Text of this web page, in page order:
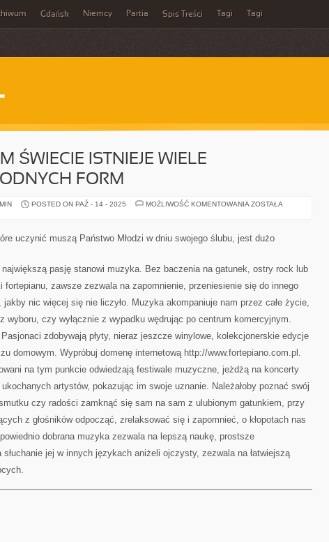
Gdańsk Niemcy Partia Spis Treści Tagi Tagi
ŚWIECIE ISTNIEJE WIELE
FORM
POSTED ON PAŹ - 14 - 2025 MOŻLIWOŚĆ KOMENTOWANIA NA
WIELE
RÓŻNORODNYCH
ZOSTAŁA
uczynić muszą Państwo Młodzi w dniu swojego ślubu, jest dużo
pasję stanowi muzyka. Bez baczenia na gatunek, ostry rock lub
fortepianu, zawsze zezwala na zapomnienie, przeniesienie się do innego
nic więcej się nie liczyło. Muzyka akompaniuje nam przez całe życie,
wyboru, czy wyłącznie z wypadku wędrując po centrum komercyjnym.
Pasjonaci zdobywają płyty, nieraz jeszcze winylowe, kolekcjonerskie edycje
domowym. Wypróbuj domenę internetową http://www.fortepiano.com.pl.
na tym punkcie odwiedzają festiwale muzyczne, jeżdżą na koncerty
artystów, pokazując im swoje uznanie. Należałoby poznać swój
czy radości zamknąć się sam na sam z ulubionym gatunkiem, przy
z głośników odpocząć, zrelaksować się i zapomnieć, o kłopotach nas
dobrana muzyka zezwala na lepszą naukę, prostsze
słuchanie jej w innych językach aniżeli ojczysty, zezwala na łatwiejszą